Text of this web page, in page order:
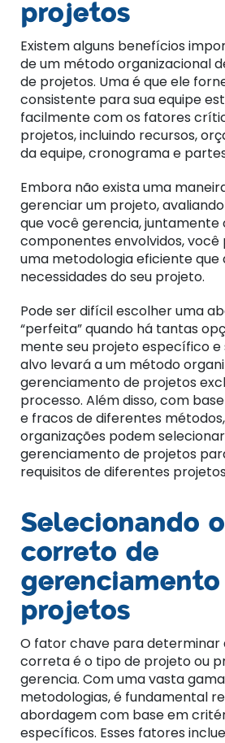
projetos
Existem alguns benefícios
de um método organizacional
de projetos. Uma é que ele
consistente para sua equipe
facilmente com os fatores
projetos, incluindo recursos,
da equipe, cronograma e
Embora não exista uma
gerenciar um projeto,
que você gerencia, juntamente
componentes envolvidos, você
uma metodologia eficiente que
necessidades do seu projeto.
Pode ser difícil escolher uma
“perfeita” quando há tantas
mente seu projeto específico e
alvo levará a um método
gerenciamento de projetos
processo. Além disso, com
e fracos de diferentes
organizações podem
gerenciamento de projetos
requisitos de diferentes
Selecionando
correto de
projetos
O fator chave para determinar
correta é o tipo de projeto ou
gerencia. Com uma vasta
metodologias, é fundamental
abordagem com base em
específicos. Esses fatores